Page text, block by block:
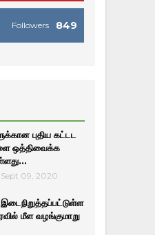
849
Followers
புதிய கட்டட
ஒத்திவைக்க
Sept 09, 2020
மீள வழங்குமாறு